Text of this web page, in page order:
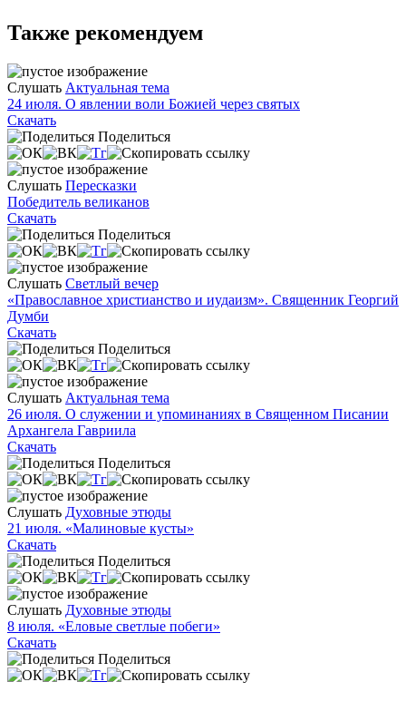
Также рекомендуем
Слушать Актуальная тема
24 июля. О явлении воли Божией через святых
Скачать
Поделиться
Слушать Пересказки
Победитель великанов
Скачать
Поделиться
Слушать Светлый вечер
«Православное христианство и иудаизм». Священник Георгий
Думби
Скачать
Поделиться
Слушать Актуальная тема
26 июля. О служении и упоминаниях в Священном Писании
Архангела Гавриила
Скачать
Поделиться
Слушать Духовные этюды
21 июля. «Малиновые кусты»
Скачать
Поделиться
Слушать Духовные этюды
8 июля. «Еловые светлые побеги»
Скачать
Поделиться